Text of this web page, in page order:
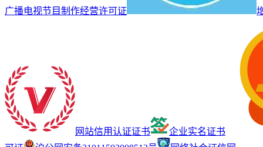
广播电视节目制作经营许可证
网站信用认证证书
企业实名证书